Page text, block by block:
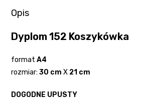
Opis
Dyplom 152 Koszykówka
formatA4
rozmiar:30 cm X 21 cm
DOGODNE UPUSTY